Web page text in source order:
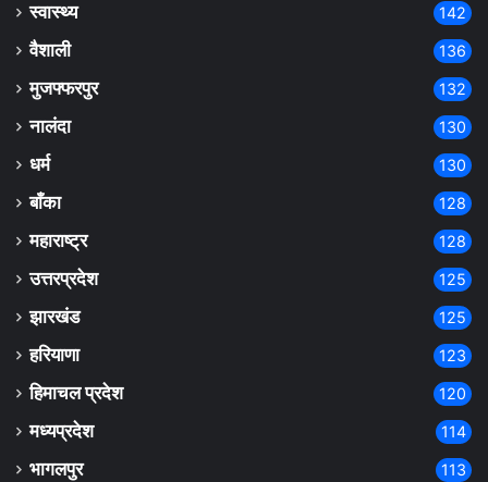
स्वास्थ्य 142
वैशाली 136
मुजफ्फरपुर 132
नालंदा 130
धर्म 130
बाँका 128
महाराष्ट्र 128
उत्तरप्रदेश 125
झारखंड 125
हरियाणा 123
हिमाचल प्रदेश 120
मध्यप्रदेश 114
भागलपुर 113